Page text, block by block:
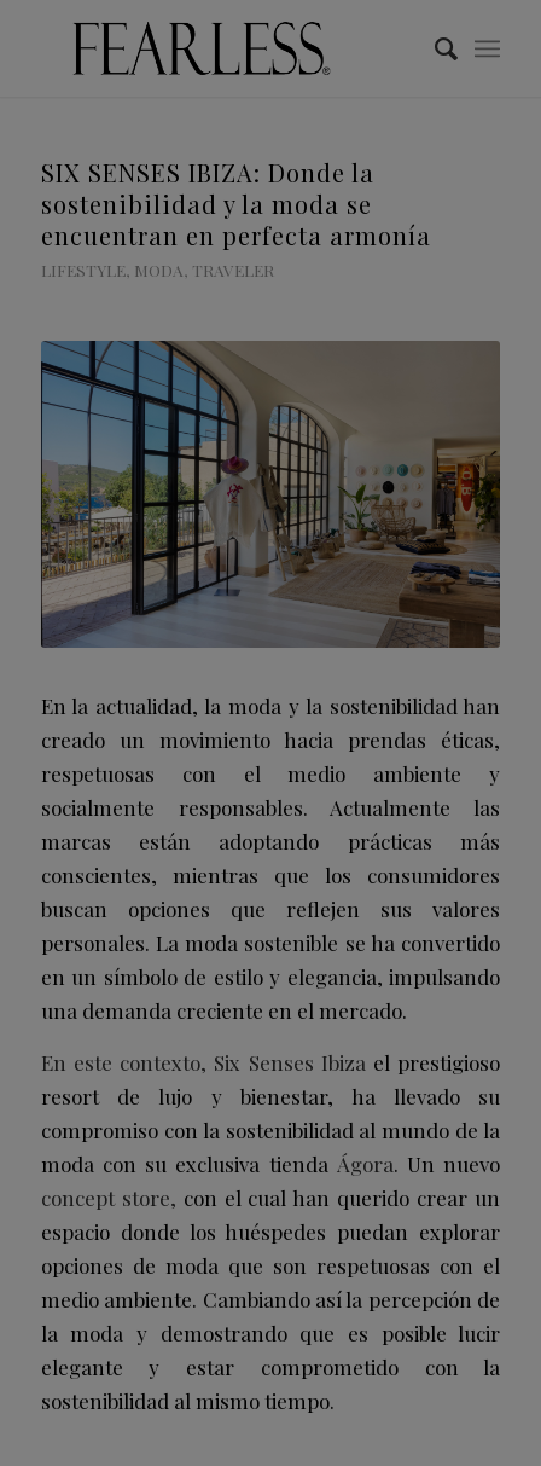
SIX SENSES IBIZA: Donde la
sostenibilidad y la moda se
encuentran en perfecta armonía
LIFESTYLE, MODA, TRAVELER
En la actualidad, la moda y la sostenibilidad han
creado un movimiento hacia prendas éticas,
respetuosas con el medio ambiente y
socialmente responsables. Actualmente las
marcas están adoptando prácticas más
conscientes, mientras que los consumidores
buscan opciones que reflejen sus valores
personales. La moda sostenible se ha convertido
en un símbolo de estilo y elegancia, impulsando
una demanda creciente en el mercado.
En este contexto, Six Senses Ibiza el prestigioso
resort de lujo y bienestar, ha llevado su
compromiso con la sostenibilidad al mundo de la
moda con su exclusiva tienda Ágora. Un nuevo
concept store, con el cual han querido crear un
espacio donde los huéspedes puedan explorar
opciones de moda que son respetuosas con el
medio ambiente. Cambiando así la percepción de
la moda y demostrando que es posible lucir
elegante y estar comprometido con la
sostenibilidad al mismo tiempo.